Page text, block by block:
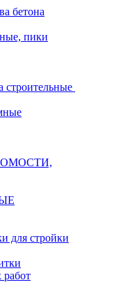
бетона
пики
для стройки